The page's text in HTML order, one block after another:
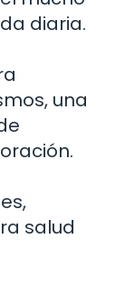
diaria.
una
salud